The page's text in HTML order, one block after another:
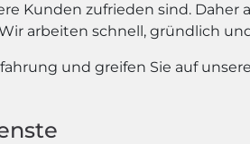
Kunden zufrieden sind.
arbeiten schnell, gründlich
und greifen Sie auf